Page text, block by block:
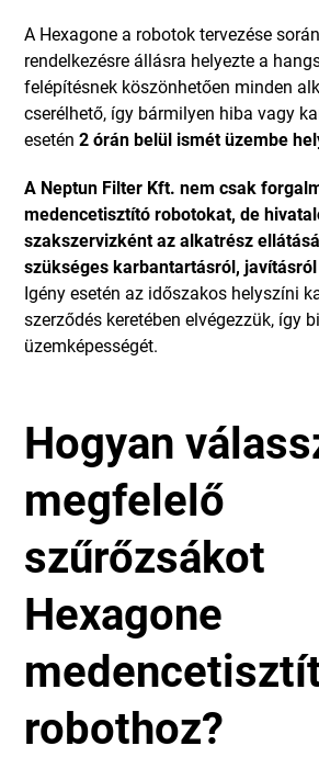
A Hexagone a robotok tervezése
rendelkezésre állásra helyezte a
felépítésnek köszönhetően minden
cserélhető, így bármilyen hiba vagy
esetén2 órán belül ismét üzembe
A Neptun Filter Kft. nem csak
medencetisztító robotokat, de
szakszervizként az alkatrész
szükséges karbantartásról,
Igény esetén az időszakos helyszíni
szerződés keretében elvégezzük, így
üzemképességét.
Hogyan
megfelelő
szűrőzsákot
Hexagone
robothoz?